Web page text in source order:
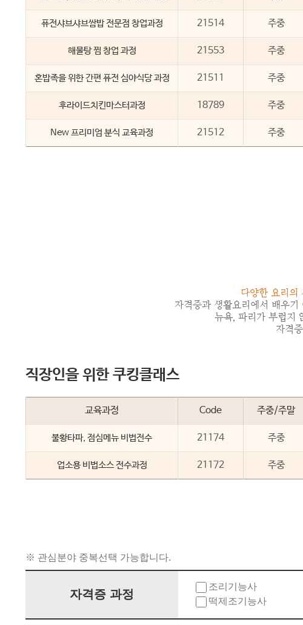
퓨전샤브샤브쌈밥 전문점 창업과정 21514 주중
해물탕 찜 창업 과정 21553 주중
혼밥족을 위한 간편 퓨전 심야식당 과정 21511 주중
후라이드치킨마스터과정 18789 주중
New 프리미엄 분식 교육과정 21512 주중
다양한 요리의
자격증과 생활요리에서 배우
뉴욕, 파리가 부럽지
자격
직장인을 위한 쿠킹클래스
교육과정 Code 주중/주말
불황타파, 점심메뉴 비법전수 21174 주중
업소용 비법소스 전수과정 21172 주중